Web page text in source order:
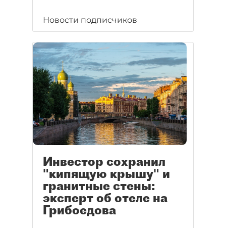
Новости подписчиков
Инвестор сохранил
"кипящую крышу" и
гранитные стены:
эксперт об отеле на
Грибоедова